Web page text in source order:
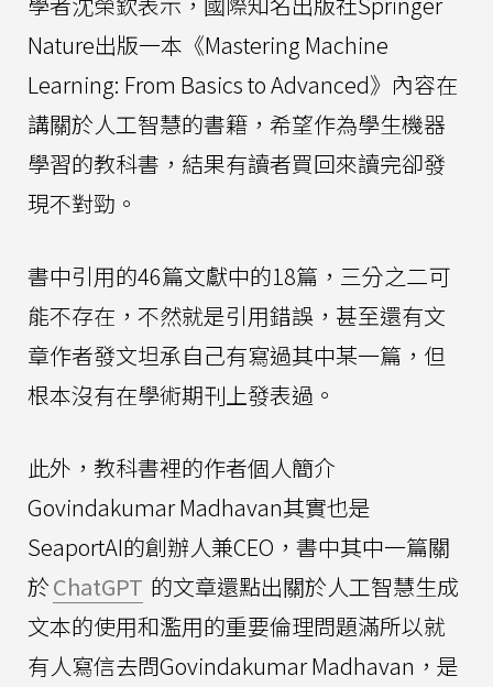
Nature出版一本《Mastering Machine
Learning: From Basics to Advanced》內容在
講關於人工智慧的書籍，希望作為學生機器
學習的教科書，結果有讀者買回來讀完卻發
現不對勁。
書中引用的46篇文獻中的18篇，三分之二可
能不存在，不然就是引用錯誤，甚至還有文
章作者發文坦承自己有寫過其中某一篇，但
根本沒有在學術期刊上發表過。
此外，教科書裡的作者個人簡介
Govindakumar Madhavan其實也是
SeaportAI的創辦人兼CEO，書中其中一篇關
於ChatGPT 的文章還點出關於人工智慧生成
文本的使用和濫用的重要倫理問題滿所以就
有人寫信去問Govindakumar Madhavan，是